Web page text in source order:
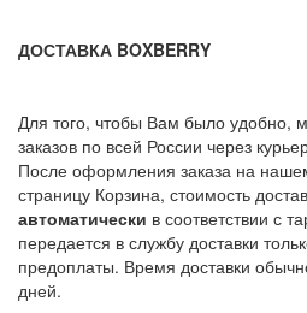
ДОСТАВКА BOXBERRY
Для того, чтобы Вам было удобно,
заказов по всей России через
После оформления заказа на
страницу Корзина, стоимость
автоматически в соответствии с
передается в службу доставки
предоплаты. Время доставки
дней.